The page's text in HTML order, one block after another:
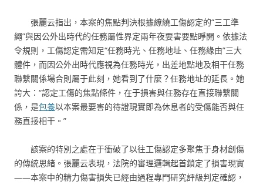
張麗云指出，本案的焦點判決根據繚繞工傷認定的“三工準
繩”與因公外出時代的任務屬性界定兩年夜要害要點睜開。依據法
令規則，工傷認定需知足“任務時光、任務地址、任務緣由”三大
體件，而因公外出時代應視為任務時光，出差地點地及相干任務
聯繫關係場合則屬于此刻，她看到了什麼？任務地址的延長。她
誇大：“認定工傷的焦點條件，在于損害與任務存在直接聯繫關
係，是包養以本案最要害的待證現實即為休息者的受傷能否與任
務直接相干。”
該案的特別之處在于衝破了以往工傷認定多聚焦于身材創傷
的傳統思緒。張麗云表現，法院的審理邏輯起首鎖定了損害現實
——本案中的精力傷害損失已經由過程專門研究評級判定確認，